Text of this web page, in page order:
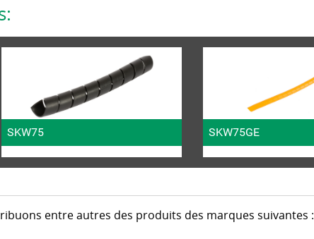
SKW75 SKW75GE
entre autres des produits des marques suivantes :